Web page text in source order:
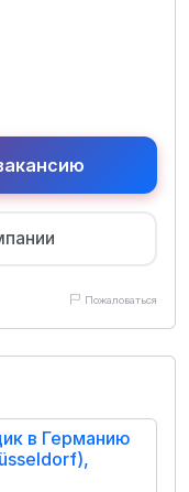
Пожаловаться
в Германию